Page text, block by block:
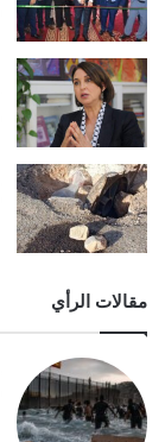
مقالات الرأي